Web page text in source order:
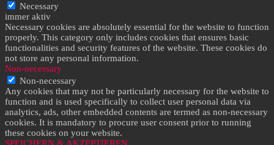
Necessary
immer aktiv
Necessary cookies are absolutely essential for the website to function
properly. This category only includes cookies that ensures basic
functionalities and security features of the website. These cookies do
not store any personal information.
Non-necessary
Non-necessary
Any cookies that may not be particularly necessary for the website to
function and is used specifically to collect user personal data via
analytics, ads, other embedded contents are termed as non-necessary
cookies. It is mandatory to procure user consent prior to running
these cookies on your website.